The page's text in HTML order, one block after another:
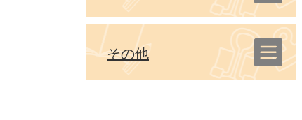
その他